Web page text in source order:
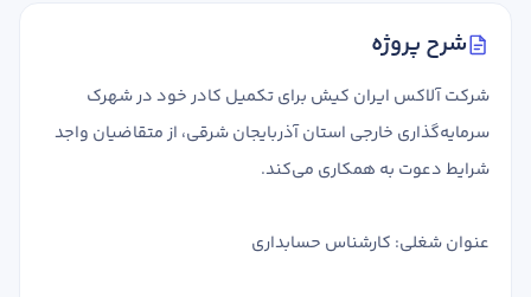
شرح پروژه
شرکت آلاکس ایران کیش برای تکمیل کادر خود در شهرک
سرمایه‌گذاری خارجی استان آذربایجان شرقی، از متقاضیان واجد
شرایط دعوت به همکاری می‌کند.
عنوان شغلی: کارشناس حسابداری
کار آفرینی
ارتقا به حسابدار حرفه ای